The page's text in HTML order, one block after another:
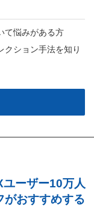
て悩みがある方
クション手法を知り
ーザー10万人
がおすすめする